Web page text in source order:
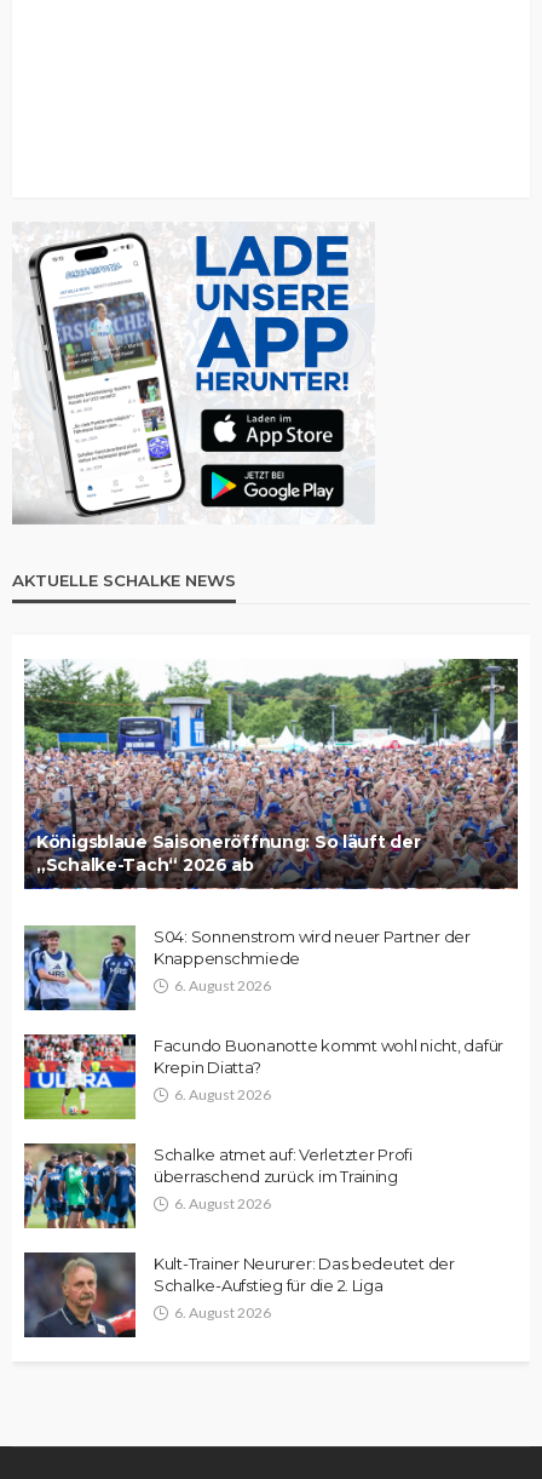
AKTUELLE SCHALKE NEWS
Königsblaue Saisoneröffnung: So läuft der
„Schalke-Tach“ 2026 ab
S04: Sonnenstrom wird neuer Partner der
Knappenschmiede
6. August 2026
Facundo Buonanotte kommt wohl nicht, dafür
Krepin Diatta?
6. August 2026
Schalke atmet auf: Verletzter Profi
überraschend zurück im Training
6. August 2026
Kult-Trainer Neururer: Das bedeutet der
Schalke-Aufstieg für die 2. Liga
6. August 2026